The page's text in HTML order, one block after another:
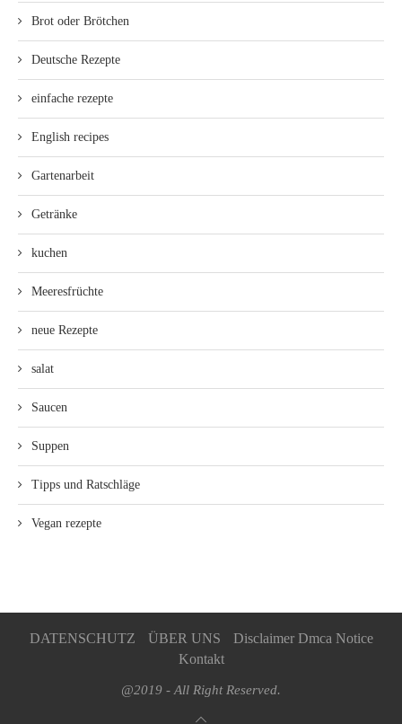
Brot oder Brötchen
Deutsche Rezepte
einfache rezepte
English recipes
Gartenarbeit
Getränke
kuchen
Meeresfrüchte
neue Rezepte
salat
Saucen
Suppen
Tipps und Ratschläge
Vegan rezepte
DATENSCHUTZ ÜBER UNS
Disclaimer Dmca Notice
Kontakt
@2019 - All Right Reserved.